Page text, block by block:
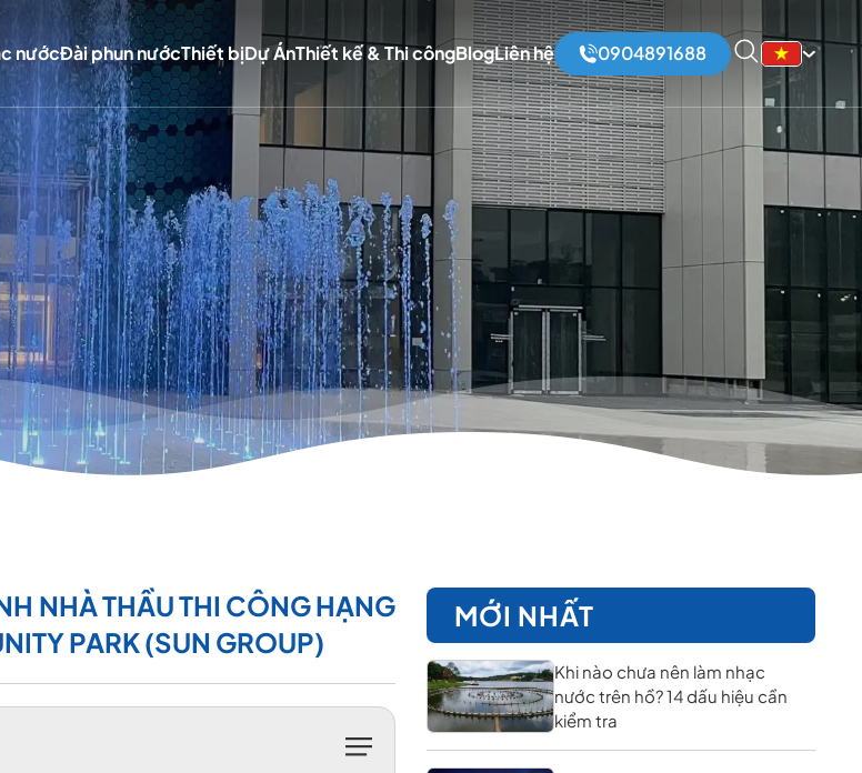
nướcĐài phun nướcThiết bịDự ÁnThiết kế & Thi côngBlogLiên hệ 0904891688
NHÀ THẦU THI CÔNG HẠNG
PARK (SUN GROUP)
MỚI NHẤT
Khi nào chưa nên làm nhạc
nước trên hồ? 14 dấu hiệu cần
kiểm tra